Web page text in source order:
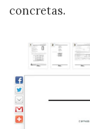
concretas.